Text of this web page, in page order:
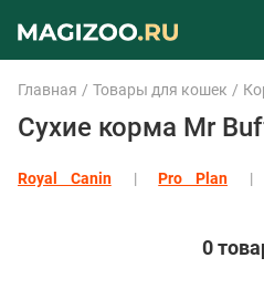
Главная Товары для кошек
Сухие корма Mr
Royal Canin Pro Plan
0